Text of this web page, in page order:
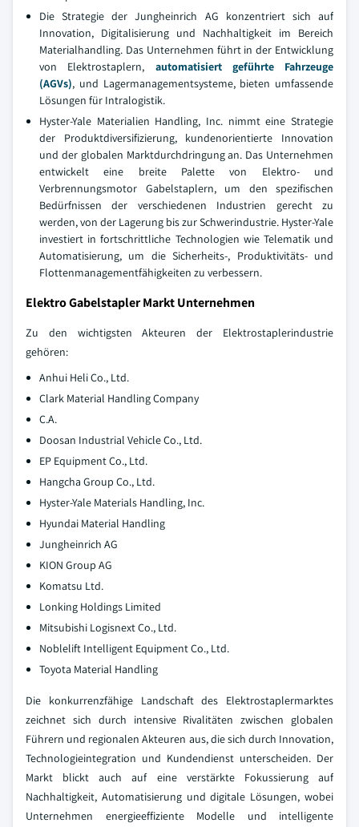
Die Strategie der Jungheinrich AG konzentriert sich auf
Innovation, Digitalisierung und Nachhaltigkeit im Bereich
Materialhandling. Das Unternehmen führt in der Entwicklung
von Elektrostaplern, automatisiert geführte Fahrzeuge
(AGVs), und Lagermanagementsysteme, bieten umfassende
Lösungen für Intralogistik.
Hyster-Yale Materialien Handling, Inc. nimmt eine Strategie
der Produktdiversifizierung, kundenorientierte Innovation
und der globalen Marktdurchdringung an. Das Unternehmen
entwickelt eine breite Palette von Elektro- und
Verbrennungsmotor Gabelstaplern, um den spezifischen
Bedürfnissen der verschiedenen Industrien gerecht zu
werden, von der Lagerung bis zur Schwerindustrie. Hyster-Yale
investiert in fortschrittliche Technologien wie Telematik und
Automatisierung, um die Sicherheits-, Produktivitäts- und
Flottenmanagementfähigkeiten zu verbessern.
Elektro Gabelstapler Markt Unternehmen
Zu den wichtigsten Akteuren der Elektrostaplerindustrie
gehören:
Anhui Heli Co., Ltd.
Clark Material Handling Company
C.A.
Doosan Industrial Vehicle Co., Ltd.
EP Equipment Co., Ltd.
Hangcha Group Co., Ltd.
Hyster-Yale Materials Handling, Inc.
Hyundai Material Handling
Jungheinrich AG
KION Group AG
Komatsu Ltd.
Lonking Holdings Limited
Mitsubishi Logisnext Co., Ltd.
Noblelift Intelligent Equipment Co., Ltd.
Toyota Material Handling
Die konkurrenzfähige Landschaft des Elektrostaplermarktes
zeichnet sich durch intensive Rivalitäten zwischen globalen
Führern und regionalen Akteuren aus, die sich durch Innovation,
Technologieintegration und Kundendienst unterscheiden. Der
Markt blickt auch auf eine verstärkte Fokussierung auf
Nachhaltigkeit, Automatisierung und digitale Lösungen, wobei
Unternehmen energieeffiziente Modelle und intelligente